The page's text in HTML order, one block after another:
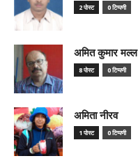
2 पोस्ट 0 टिप्पणी
अमित कुमार मल्ल
8 पोस्ट 0 टिप्पणी
अमिता नीरव
1 पोस्ट 0 टिप्पणी